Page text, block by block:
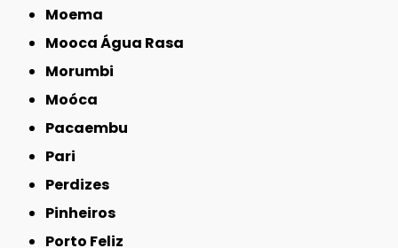
Moema
Mooca Água Rasa
Morumbi
Moóca
Pacaembu
Pari
Perdizes
Pinheiros
Porto Feliz